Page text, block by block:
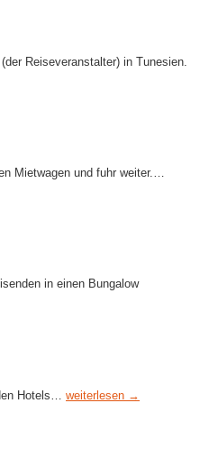
Reiseveranstalter) in Tunesien.
Mietwagen und fuhr weiter.…
in einen Bungalow
Hotels… weiterlesen →